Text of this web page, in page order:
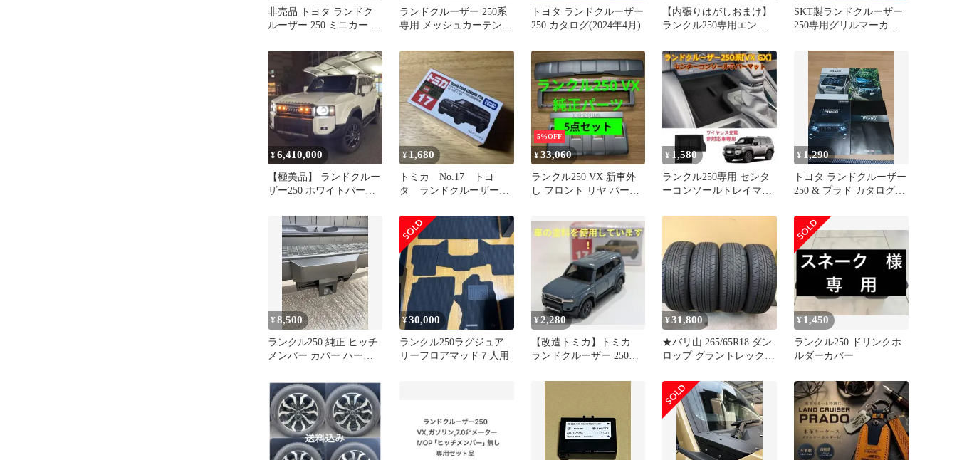
非売品 トヨタ ランドク
ルーザー 250 ミニカー プ
ランドクルーザー 250系
専用 メッシュカーテン
ット＆フック固定 サンシ
ェード 網戸 遮光 断熱
Y1334
トヨタ ランドクルーザー
250 カタログ(2024年4月)
【内張りはがしおまけ】
ランクル250専用エンジ
入防止パーツ
SKT製ランドクルーザー
250専用グリルマーカー
¥6,410,000
【極美品】 ランドクルー
ザー250 ホワイトパー
¥ 1,680
トミカ No.17 トヨ
タ ランドクルーザー
5%OFF
¥33,060
ランクル250 VX 新車外
し フロント リヤ パーツ
¥ 1,580
ランクル250専用 センタ
ーコンソールトレイマッ
¥ 1,290
トヨタ ランドクルーザー
250 & プラド カタログ一
¥8,500
ランクル250 純正 ヒッチ
メンバー カバー ハー
¥30,000
ランクル250ラグジュア
リーフロアマッド７人用
¥2,280
【改造トミカ】トミカ
ランドクルーザー 250
(8X0)
¥31,800
★バリ山 265/65R18 ダン
ロップ グラントレック
¥ 1,450
ランクル250 ドリンクホ
ルダーカバー